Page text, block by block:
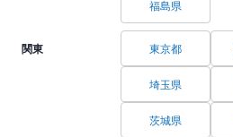
福島県
関東 東京都
埼玉県
茨城県